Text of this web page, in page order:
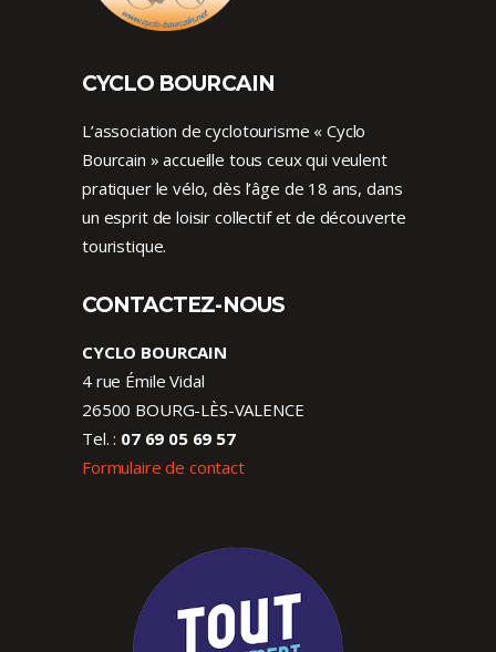
CYCLO BOURCAIN
L’association de cyclotourisme « Cyclo
Bourcain » accueille tous ceux qui veulent
pratiquer le vélo, dès l’âge de 18 ans, dans
un esprit de loisir collectif et de découverte
touristique.
CONTACTEZ-NOUS
CYCLO BOURCAIN
4 rue Émile Vidal
26500 BOURG-LÈS-VALENCE
Tel. : 07 69 05 69 57
Formulaire de contact